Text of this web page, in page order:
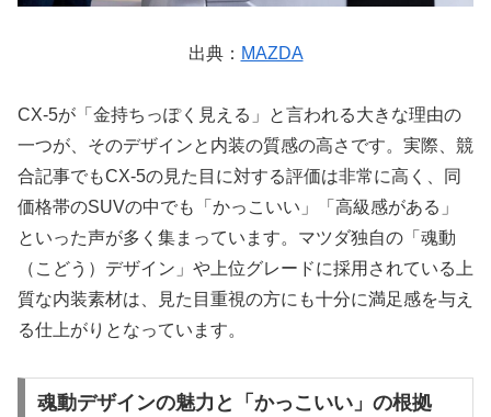
出典： MAZDA
CX-5が「金持ちっぽく見える」と言われる大きな理由の
一つが、そのデザインと内装の質感の高さです。実際、競
合記事でもCX-5の見た目に対する評価は非常に高く、同
価格帯のSUVの中でも「かっこいい」「高級感がある」
といった声が多く集まっています。マツダ独自の「魂動
（こどう）デザイン」や上位グレードに採用されている上
質な内装素材は、見た目重視の方にも十分に満足感を与え
る仕上がりとなっています。
魂動デザインの魅力と「かっこいい」の根拠